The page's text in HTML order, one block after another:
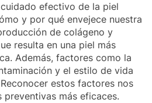
efectivo de la piel
y por qué envejece nuestra
de colágeno y
resulta en una piel más
Además, factores como la
y el estilo de vida
estos factores nos
más eficaces.